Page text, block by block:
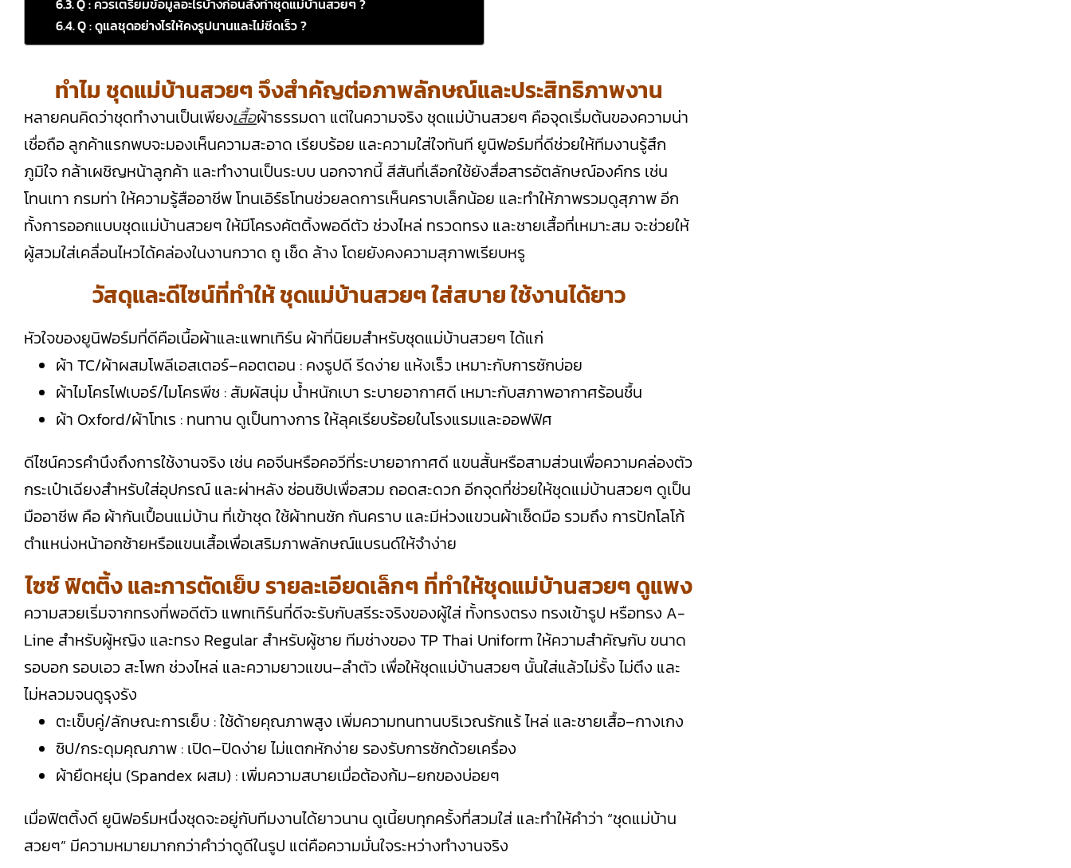
Q : ควรเตรียมข้อมูลอะไรบ้างก่อนสั่งทำชุดแม่บ้านสวยๆ ?
Q : ดูแลชุดอย่างไรให้คงรูปนานและไม่ซีดเร็ว ?
ทำไม ชุดแม่บ้านสวยๆ จึงสำคัญต่อภาพลักษณ์และประสิทธิภาพงาน
หลายคนคิดว่าชุดทำงานเป็นเพียงเสื้อผ้าธรรมดา แต่ในความจริง ชุดแม่บ้านสวยๆ คือจุดเริ่มต้นของความน่า
เชื่อถือ ลูกค้าแรกพบจะมองเห็นความสะอาด เรียบร้อย และความใส่ใจทันที ยูนิฟอร์มที่ดีช่วยให้ทีมงานรู้สึก
ภูมิใจ กล้าเผชิญหน้าลูกค้า และทำงานเป็นระบบ นอกจากนี้ สีสันที่เลือกใช้ยังสื่อสารอัตลักษณ์องค์กร เช่น
โทนเทา กรมท่า ให้ความรู้สืออาชีพ โทนเอิร์ธโทนช่วยลดการเห็นคราบเล็กน้อย และทำให้ภาพรวมดูสุภาพ อีก
ทั้งการออกแบบชุดแม่บ้านสวยๆ ให้มีโครงคัตติ้งพอดีตัว ช่วงไหล่ ทรวดทรง และชายเสื้อที่เหมาะสม จะช่วยให้
ผู้สวมใส่เคลื่อนไหวได้คล่องในงานกวาด ถู เช็ด ล้าง โดยยังคงความสุภาพเรียบหรู
วัสดุและดีไซน์ที่ทำให้ ชุดแม่บ้านสวยๆ ใส่สบาย ใช้งานได้ยาว
หัวใจของยูนิฟอร์มที่ดีคือเนื้อผ้าและแพทเทิร์น ผ้าที่นิยมสำหรับชุดแม่บ้านสวยๆ ได้แก่
ผ้า TC/ผ้าผสมโพลีเอสเตอร์–คอตตอน : คงรูปดี รีดง่าย แห้งเร็ว เหมาะกับการซักบ่อย
ผ้าไมโครไฟเบอร์/ไมโครพีช : สัมผัสนุ่ม น้ำหนักเบา ระบายอากาศดี เหมาะกับสภาพอากาศร้อนชื้น
ผ้า Oxford/ผ้าโทเร : ทนทาน ดูเป็นทางการ ให้ลุคเรียบร้อยในโรงแรมและออฟฟิศ
ดีไซน์ควรคำนึงถึงการใช้งานจริง เช่น คอจีนหรือคอวีที่ระบายอากาศดี แขนสั้นหรือสามส่วนเพื่อความคล่องตัว
กระเป๋าเฉียงสำหรับใส่อุปกรณ์ และผ่าหลัง ซ่อนซิปเพื่อสวม ถอดสะดวก อีกจุดที่ช่วยให้ชุดแม่บ้านสวยๆ ดูเป็น
มืออาชีพ คือ ผ้ากันเปื้อนแม่บ้าน ที่เข้าชุด ใช้ผ้าทนซัก กันคราบ และมีห่วงแขวนผ้าเช็ดมือ รวมถึง การปักโลโก้
ตำแหน่งหน้าอกซ้ายหรือแขนเสื้อเพื่อเสริมภาพลักษณ์แบรนด์ให้จำง่าย
ไซซ์ ฟิตติ้ง และการตัดเย็บ รายละเอียดเล็กๆ ที่ทำให้ชุดแม่บ้านสวยๆ ดูแพง
ความสวยเริ่มจากทรงที่พอดีตัว แพทเทิร์นที่ดีจะรับกับสรีระจริงของผู้ใส่ ทั้งทรงตรง ทรงเข้ารูป หรือทรง A-
Line สำหรับผู้หญิง และทรง Regular สำหรับผู้ชาย ทีมช่างของ TP Thai Uniform ให้ความสำคัญกับ ขนาด
รอบอก รอบเอว สะโพก ช่วงไหล่ และความยาวแขน–ลำตัว เพื่อให้ชุดแม่บ้านสวยๆ นั้นใส่แล้วไม่รั้ง ไม่ตึง และ
ไม่หลวมจนดูรุงรัง
ตะเข็บคู่/ลักษณะการเย็บ : ใช้ด้ายคุณภาพสูง เพิ่มความทนทานบริเวณรักแร้ ไหล่ และชายเสื้อ–กางเกง
ซิป/กระดุมคุณภาพ : เปิด–ปิดง่าย ไม่แตกหักง่าย รองรับการซักด้วยเครื่อง
ผ้ายืดหยุ่น (Spandex ผสม) : เพิ่มความสบายเมื่อต้องก้ม–ยกของบ่อยๆ
เมื่อฟิตติ้งดี ยูนิฟอร์มหนึ่งชุดจะอยู่กับทีมงานได้ยาวนาน ดูเนี้ยบทุกครั้งที่สวมใส่ และทำให้คำว่า “ชุดแม่บ้าน
สวยๆ” มีความหมายมากกว่าคำว่าดูดีในรูป แต่คือความมั่นใจระหว่างทำงานจริง